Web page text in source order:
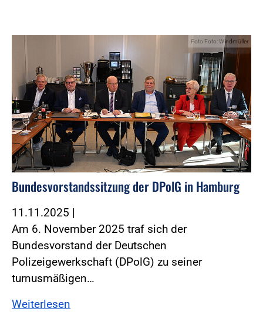
Foto:Foto: Windmüller
Bundesvorstandssitzung der DPolG in Hamburg
11.11.2025 |
Am 6. November 2025 traf sich der
Bundesvorstand der Deutschen
Polizeigewerkschaft (DPolG) zu seiner
turnusmäßigen…
Weiterlesen